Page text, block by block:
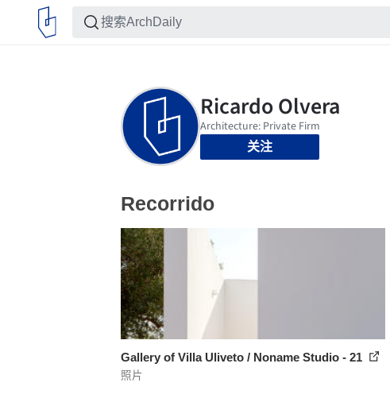
关注
Recorrido
Gallery of Villa Uliveto / Noname Studio - 21
照片